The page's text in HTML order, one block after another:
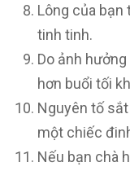
Lông của
tinh tinh.
Do ảnh
hơn buổi tối
Nguyên tố
một chiếc
Nếu bạn chà